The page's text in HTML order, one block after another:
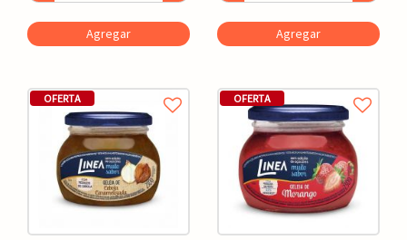
Agregar Agregar
OFERTA OFERTA